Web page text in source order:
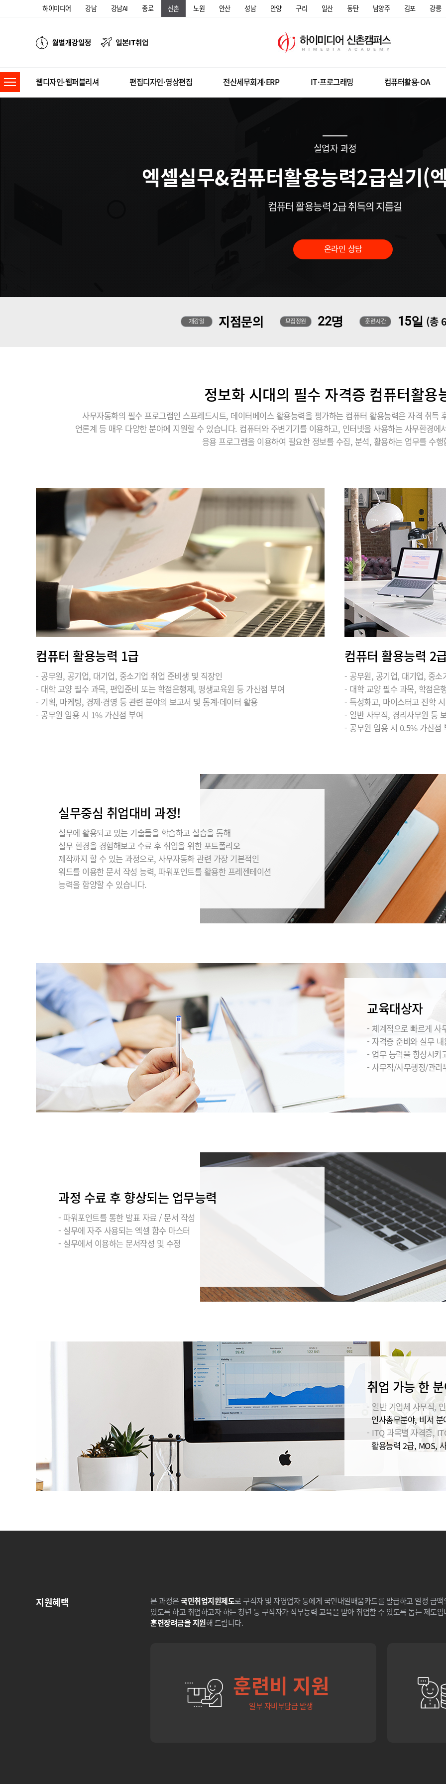
하이미디어 강남 강남AI 종로 신촌 노원 안산 성남 안양 구리 일산 동탄 남양주 김포 강릉
웹디자인·웹퍼블리셔 편집디자인·영상편집 전산세무회계·ERP IT·프로그래밍 컴퓨터활용·OA
실업자 과정
엑셀실무&컴퓨터활용능력2급실기(
컴퓨터 활용능력 2급 취득의 지름길
온라인 상담
개강일 지점문의 모집정원 22명 훈련시간 15일 (총
정보화 시대의 필수 자격증 컴퓨터활용
사무자동화의 필수 프로그램인 스프레드시트, 데이터베이스 활용능력을 평가하는 컴퓨터 활용능력은 자격 취득
언론계 등 매우 다양한 분야에 지원할 수 있습니다. 컴퓨터와 주변기기를 이용하고, 인터넷을 사용하는 사무환경
응용 프로그램을 이용하여 필요한 정보를 수집, 분석, 활용하는 업무를 수행
컴퓨터 활용능력 1급
- 공무원, 공기업, 대기업, 중소기업 취업 준비생 및 직장인
- 대학 교양 필수 과목, 편입준비 또는 학점은행제, 평생교육원 등 가산점 부여
- 기획, 마케팅, 경제·경영 등 관련 분야의 보고서 및 통계·데이터 활용
- 공무원 임용 시 1% 가산점 부여
컴퓨터 활용능력 2
- 공무원, 공기업, 대기업, 중소
- 대학 교양 필수 과목, 학점은
- 특성화고, 마이스터고 진학
- 일반 사무직, 경리사무원 등
- 공무원 임용 시 0.5% 가산점
실무중심 취업대비 과정!
실무에 활용되고 있는 기술들을 학습하고 실습을 통해
실무 환경을 경험해보고 수료 후 취업을 위한 포트폴리오
제작까지 할 수 있는 과정으로, 사무자동화 관련 가장 기본적인
워드를 이용한 문서 작성 능력, 파워포인트를 활용한 프레젠테이션
능력을 함양할 수 있습니다.
교육대상자
- 체계적으로 빠르게 사
- 자격증 준비와 실무
- 업무 능력을 향상시키
- 사무직/사무행정/관리
과정 수료 후 향상되는 업무능력
- 파워포인트를 통한 발표 자료 / 문서 작성
- 실무에 자주 사용되는 엑셀 함수 마스터
- 실무에서 이용하는 문서작성 및 수정
취업 가능 한
- 일반 기업체 사무직,
인사총무분야, 비서
- ITQ 과목별 자격증,
활용능력 2급, MOS,
지원혜택 본 과정은국민취업지원제도로 구직자 및 자영업자 등에게 국민내일배움카드를 발급하고 일정 금
있도록 하고 취업하고자 하는 청년 등 구직자가 직무능력 교육을 받아 취업할 수 있도록 돕는 제도
훈련장려금을 지원해 드립니다.
훈련비 지원
일부 자비부담금 발생